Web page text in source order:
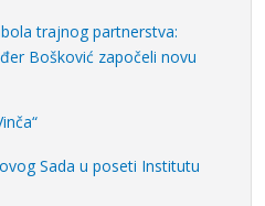
trajnog partnerstva:
Bošković započeli novu
Sada u poseti Institutu